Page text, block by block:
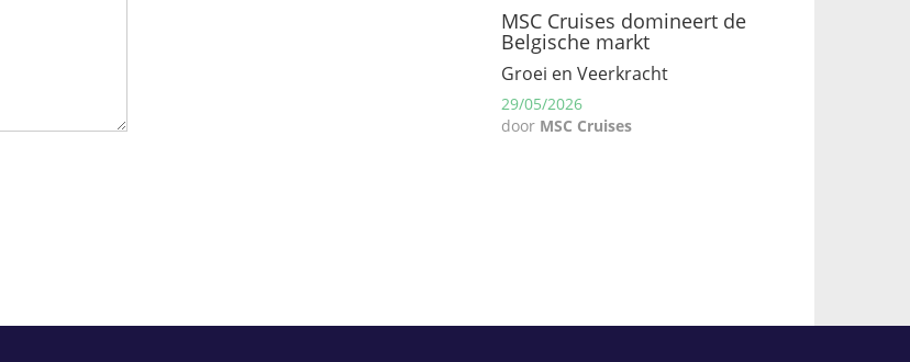
MSC Cruises domineert de
Belgische markt
Groei en Veerkracht
29/05/2026
door MSC Cruises